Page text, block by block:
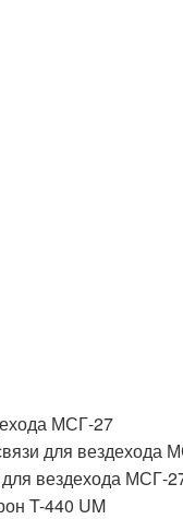
МСГ-27
для вездехода
для вездехода
T-440 UM